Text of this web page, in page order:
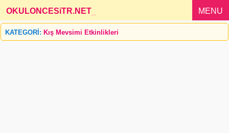
OKULONCESiTR.NET MENU
KATEGORİ: Kış Mevsimi Etkinlikleri